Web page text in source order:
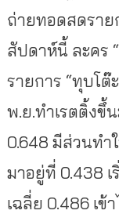
ถ่ายทอดสดราย
สัปดาห์นี้ ละคร
รายการ “ทุบโต๊
พ.ย.ทำเรตติ้งขึ้
0.648 มีส่วนทำ
มาอยู่ที่ 0.438 เ
เฉลี่ย 0.486 เข้